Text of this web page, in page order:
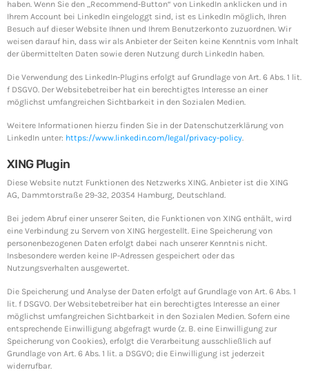
haben. Wenn Sie den „Recommend-Button“ von LinkedIn anklicken und in
Ihrem Account bei LinkedIn eingeloggt sind, ist es LinkedIn möglich, Ihren
Besuch auf dieser Website Ihnen und Ihrem Benutzerkonto zuzuordnen. Wir
weisen darauf hin, dass wir als Anbieter der Seiten keine Kenntnis vom Inhalt
der übermittelten Daten sowie deren Nutzung durch LinkedIn haben.
Die Verwendung des LinkedIn-Plugins erfolgt auf Grundlage von Art. 6 Abs. 1 lit.
f DSGVO. Der Websitebetreiber hat ein berechtigtes Interesse an einer
möglichst umfangreichen Sichtbarkeit in den Sozialen Medien.
Weitere Informationen hierzu finden Sie in der Datenschutzerklärung von
LinkedIn unter: https://www.linkedin.com/legal/privacy-policy.
XING Plugin
Diese Website nutzt Funktionen des Netzwerks XING. Anbieter ist die XING
AG, Dammtorstraße 29-32, 20354 Hamburg, Deutschland.
Bei jedem Abruf einer unserer Seiten, die Funktionen von XING enthält, wird
eine Verbindung zu Servern von XING hergestellt. Eine Speicherung von
personenbezogenen Daten erfolgt dabei nach unserer Kenntnis nicht.
Insbesondere werden keine IP-Adressen gespeichert oder das
Nutzungsverhalten ausgewertet.
Die Speicherung und Analyse der Daten erfolgt auf Grundlage von Art. 6 Abs. 1
lit. f DSGVO. Der Websitebetreiber hat ein berechtigtes Interesse an einer
möglichst umfangreichen Sichtbarkeit in den Sozialen Medien. Sofern eine
entsprechende Einwilligung abgefragt wurde (z. B. eine Einwilligung zur
Speicherung von Cookies), erfolgt die Verarbeitung ausschließlich auf
Grundlage von Art. 6 Abs. 1 lit. a DSGVO; die Einwilligung ist jederzeit
widerrufbar.